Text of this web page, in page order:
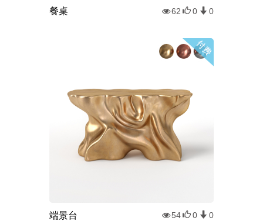
餐桌 62 0 0
端景台 54 0 0